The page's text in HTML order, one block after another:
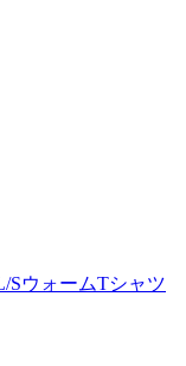
ウォームTシャツ